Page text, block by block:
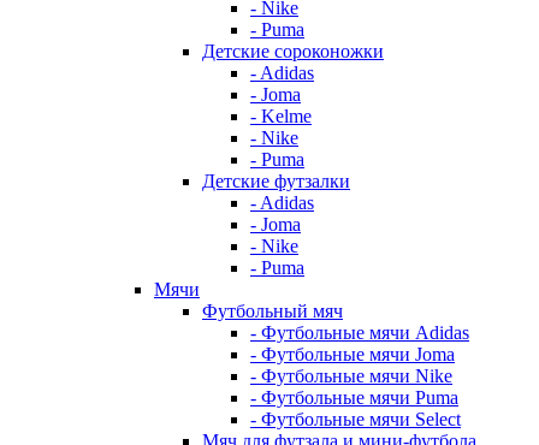
- Nike
- Puma
Детские сороконожки
- Adidas
- Joma
- Kelme
- Nike
- Puma
Детские футзалки
- Adidas
- Joma
- Nike
- Puma
Мячи
Футбольный мяч
- Футбольные мячи Adidas
- Футбольные мячи Joma
- Футбольные мячи Nike
- Футбольные мячи Puma
- Футбольные мячи Select
Мяч для футзала и мини-футбола